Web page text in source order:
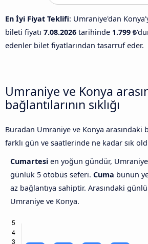
En İyi Fiyat Teklifi: Umraniye'dan
bileti fiyatı 7.08.2026 tarihinde 1.799 ₺
edenler bilet fiyatlarından tasarruf eder.
Umraniye ve Konya
bağlantılarının sıklığı
Buradan Umraniye ve Konya arasındaki
farklı gün ve saatlerinde ne kadar sık
Cumartesi en yoğun gündür, Umraniye
günlük 5 otobüs seferi. Cuma bunun
az bağlantıya sahiptir. Arasındaki
Umraniye ve Konya.